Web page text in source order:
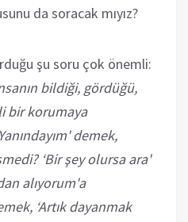
da soracak mıyız?
şu soru çok önemli:
bildiği, gördüğü,
bir korumaya
demek,
‘Bir şey olursa ara'
alıyorum'a
‘Artık dayanmak